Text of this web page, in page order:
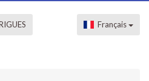
Français